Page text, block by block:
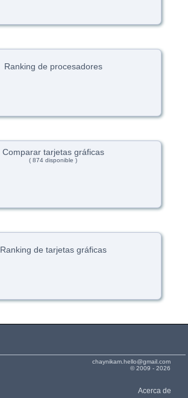
Ranking de procesadores
Comparar tarjetas gráficas
( 874 disponible )
Ranking de tarjetas gráficas
chaynikam.hello@gmail.com
© 2009 - 2026
Acerca de